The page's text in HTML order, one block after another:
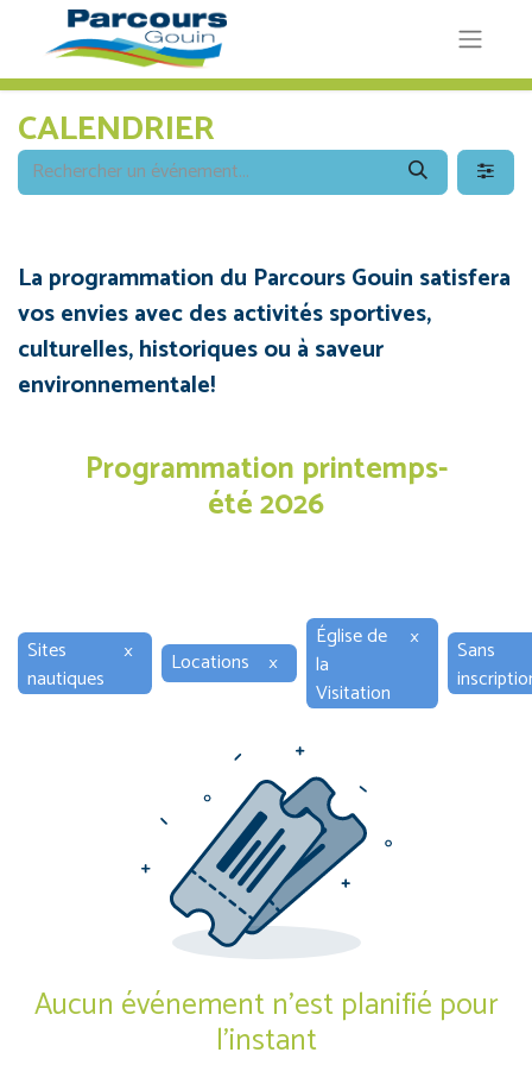
CALENDRIER
La programmation du Parcours Gouin satisfera
vos envies avec des activités sportives,
culturelles, historiques ou à saveur
environnementale!
Programmation printemps-
été 2026
Sites
nautiques
× Locations ×
Église de
la
Visitation
×
Sans
Aucun événement n'est planifié pour
l'instant